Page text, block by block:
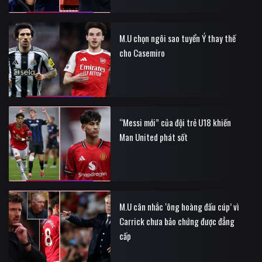
M.U chọn ngôi sao tuyển Ý thay thế
cho Casemiro
“Messi mới” của đội trẻ U18 khiến
Man United phát sốt
M.U cân nhắc ‘ông hoàng đấu cúp’ vì
Carrick chưa bảo chứng được đẳng
cấp